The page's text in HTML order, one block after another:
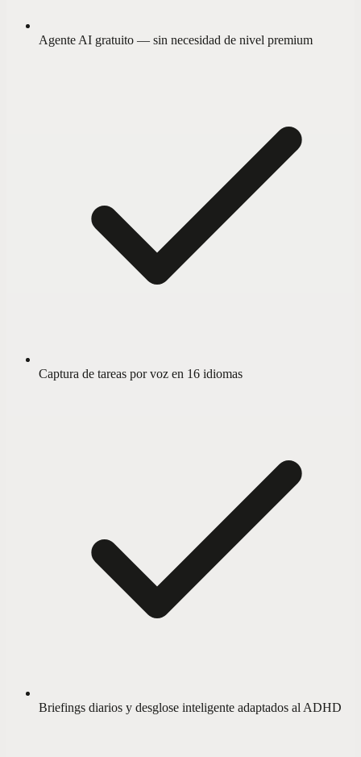
Agente AI gratuito — sin necesidad de nivel premium
Captura de tareas por voz en 16 idiomas
Briefings diarios y desglose inteligente adaptados al ADHD